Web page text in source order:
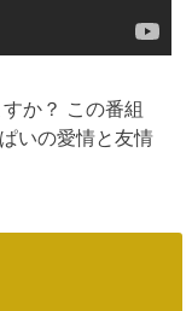
か？ この番組
いの愛情と友情